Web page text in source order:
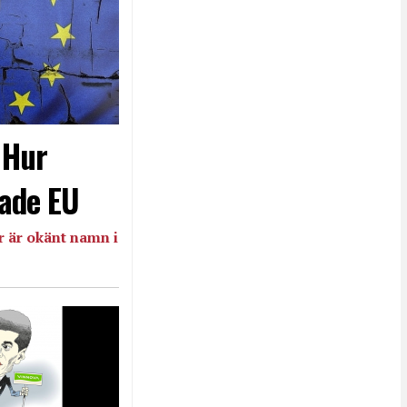
EU
är okänt namn i